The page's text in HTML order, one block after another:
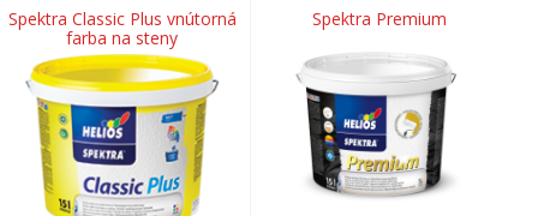
Spektra Classic Plus vnútorná
farba na steny
Spektra Premium